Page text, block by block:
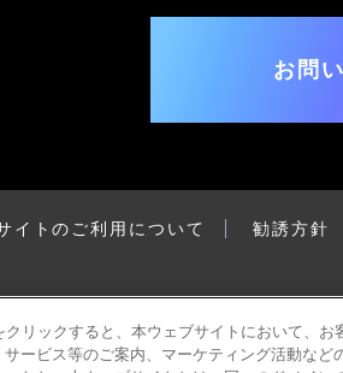
お問
イトのご利用について 勧誘方針
クリックすると、本ウェブサイトにおいて、
ービス等のご案内、マーケティング活動など